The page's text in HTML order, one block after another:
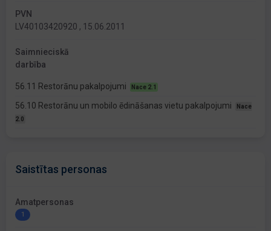
PVN
LV40103420920 , 15.06.2011
Saimnieciskā
darbība
56.11 Restorānu pakalpojumi Nace 2.1
56.10 Restorānu un mobilo ēdināšanas vietu pakalpojumi
Nace
2.0
Saistītas personas
Amatpersonas
1